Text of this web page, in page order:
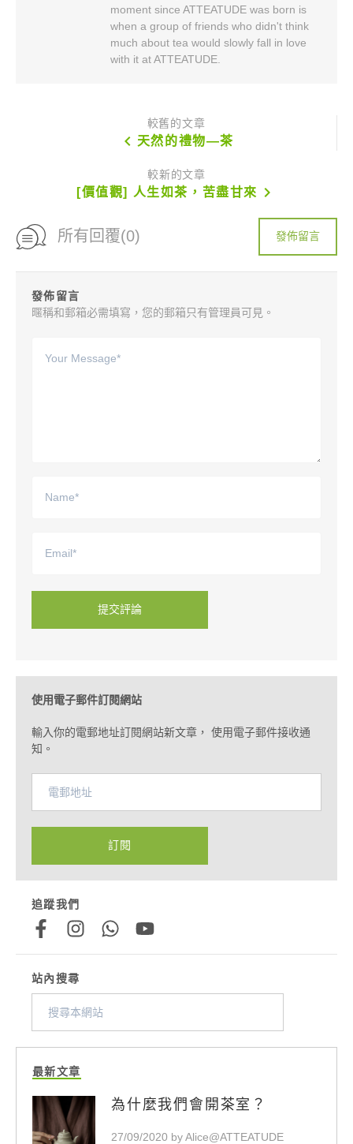
moment since ATTEATUDE was born is
when a group of friends who didn't think
much about tea would slowly fall in love
with it at ATTEATUDE.
較舊的文章
chevron_left 天然的禮物—茶
較新的文章
[價值觀] 人生如茶，苦盡甘來 chevron_right
所有回覆(0) 發佈留言
發佈留言
暱稱和郵箱必需填寫，您的郵箱只有管理員可見。
提交評論
使用電子郵件訂閱網站
輸入你的電郵地址訂閱網站新文章， 使用電子郵件接收通
知。
訂閱
追蹤我們
站內搜尋
最新文章
為什麼我們會開茶室？
27/09/2020 by Alice@ATTEATUDE